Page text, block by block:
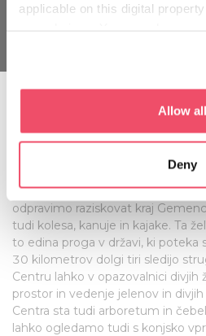
applicable on this digital
If you allow, we would also like to:
which can be accurate to
Identify your device by
specific characteristics
Find out more about how your
and set your preferences in the
We use cookies to personalise
provide social media features
We also share information
our social media, advertising
Allow all
Deny
Po ogledu kleti v Szekszárdu je
črne štorklje (Fekete Gólya Ház) v
Ekoturističnega centra Pörböly
odpravimo raziskovat kraj
tudi kolesa, kanuje in kajake. Ta
to edina proga v državi, ki poteka
30 kilometrov dolgi tiri sledijo
Centru lahko v opazovalnici divjih
prostor in vedenje jelenov in divjih
Centra sta tudi arboretum in
lahko ogledamo tudi s konjsko